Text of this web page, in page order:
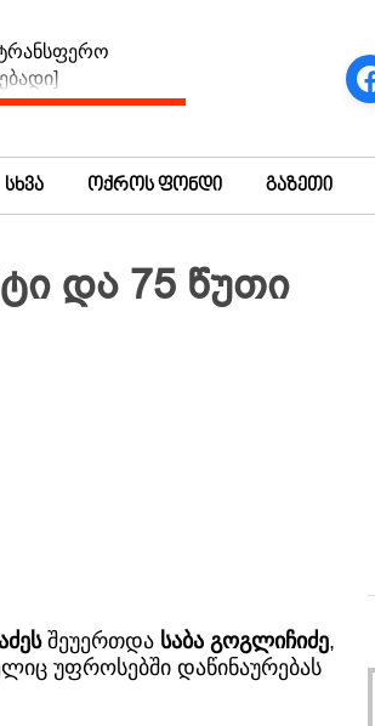
სხვა ოქროს ფონდი გაზეთი
და 75 წუთი
შეუერთდა საბა გოგლიჩიძე,
უფროსებში დაწინაურებას